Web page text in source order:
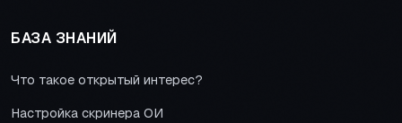
БАЗА ЗНАНИЙ
Что такое открытый интерес?
Настройка скринера ОИ